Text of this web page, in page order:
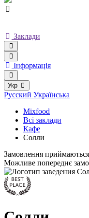
Заклади
Інформація
Укр
Русский Українська
Mixfood
Всі заклади
Кафе
Солли
Замовлення
Можливе попереднє